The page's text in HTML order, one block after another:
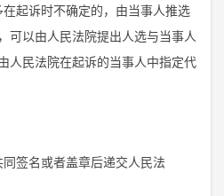
起诉时不确定的，由当事人推选
可以由人民法院提出人选与当事人
人民法院在起诉的当事人中指定代
签名或者盖章后递交人民法